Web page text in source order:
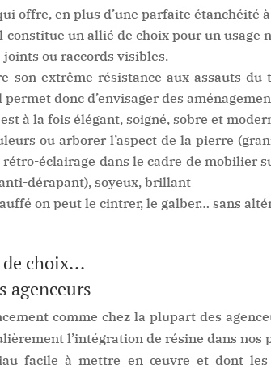
offre, en plus d’une parfaite étanchéité
constitue un allié de choix pour un usage
joints ou raccords visibles.
son extrême résistance aux assauts
permet donc d’envisager des
à la fois élégant, soigné, sobre et
ou arborer l’aspect de la pierre
éclairage dans le cadre de mobilier
dérapant), soyeux, brillant
on peut le cintrer, le galber… sans
choix...
agenceurs
comme chez la plupart des
l’intégration de résine dans nos
facile à mettre en œuvre et dont